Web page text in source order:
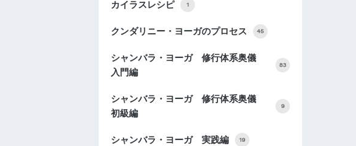
カイラスレシピ 1
クンダリニー・ヨーガのプロセス 45
シャンバラ・ヨーガ 修行体系奥儀
入門編
83
シャンバラ・ヨーガ 修行体系奥儀
初級編
9
シャンバラ・ヨーガ 実践編 19